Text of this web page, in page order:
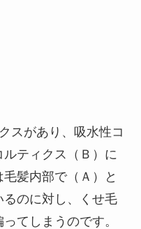
スがあり、吸水性コ
ティクス（Ｂ）に
髪内部で（Ａ）と
るのに対し、くせ毛
てしまうのです。